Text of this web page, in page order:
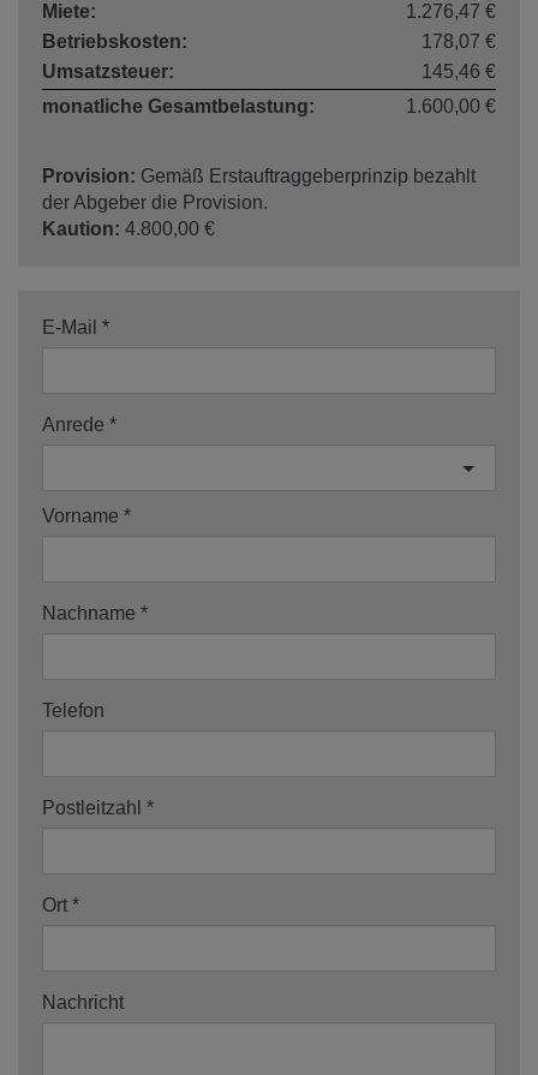
Miete:
1.276,47 €
Betriebskosten:
178,07 €
Umsatzsteuer:
145,46 €
monatliche Gesamtbelastung:
1.600,00 €
Provision: Gemäß Erstauftraggeberprinzip bezahlt
der Abgeber die Provision.
Kaution: 4.800,00 €
E-Mail
Anrede
Vorname
Nachname
Telefon
Postleitzahl
Ort
Nachricht